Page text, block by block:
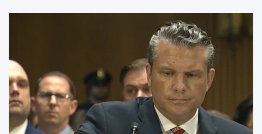
(Wall Street Journal)